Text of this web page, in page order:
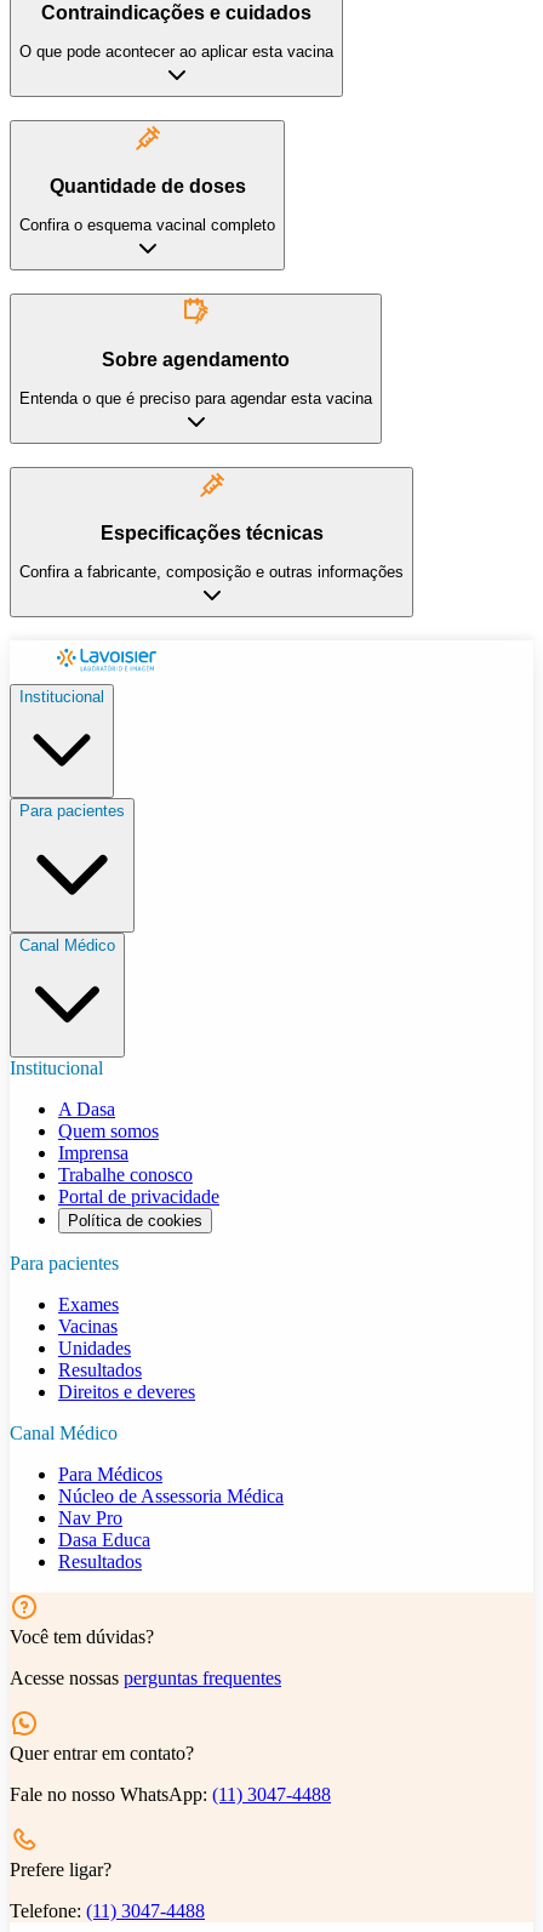
Contraindicações e cuidados
O que pode acontecer ao aplicar esta vacina
Quantidade de doses
Confira o esquema vacinal completo
Sobre agendamento
Entenda o que é preciso para agendar esta vacina
Especificações técnicas
Confira a fabricante, composição e outras informações
Institucional
Para pacientes
Canal Médico
Institucional
A Dasa
Quem somos
Imprensa
Trabalhe conosco
Portal de privacidade
Política de cookies
Para pacientes
Exames
Vacinas
Unidades
Resultados
Direitos e deveres
Canal Médico
Para Médicos
Núcleo de Assessoria Médica
Nav Pro
Dasa Educa
Resultados
Você tem dúvidas?
Acesse nossas perguntas frequentes
Quer entrar em contato?
Fale no nosso WhatsApp: (11) 3047-4488
Prefere ligar?
Telefone: (11) 3047-4488